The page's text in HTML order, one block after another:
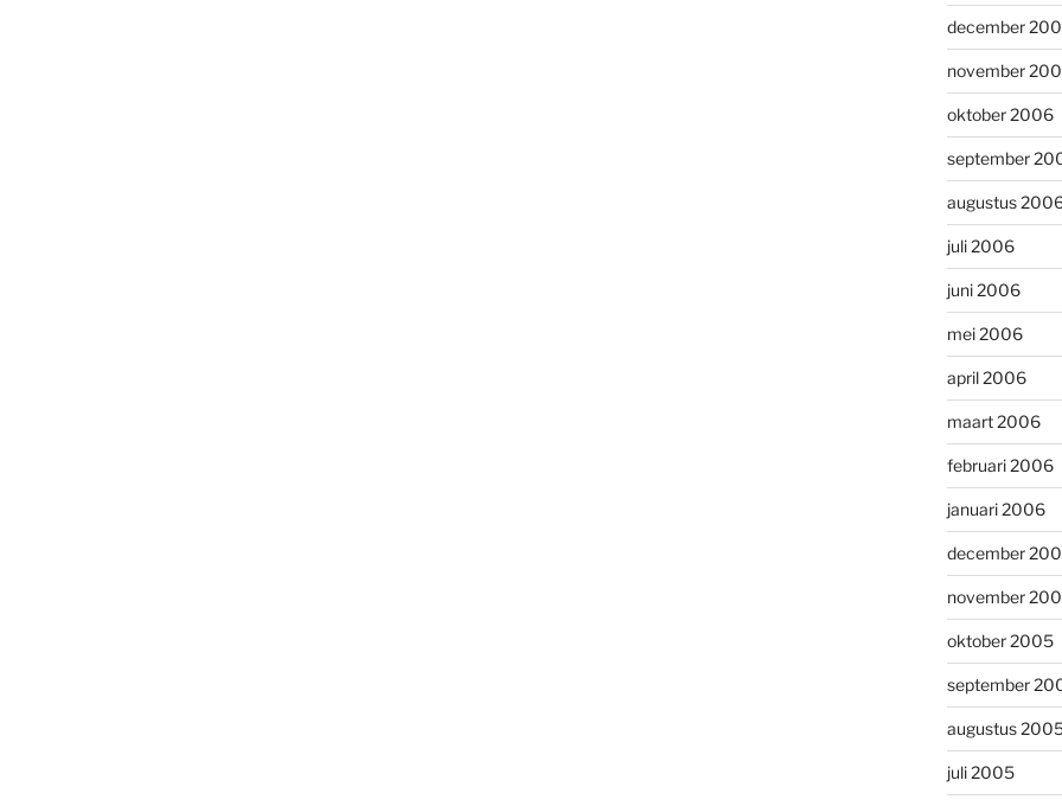
december
november
oktober 2006
september
augustus
juli 2006
juni 2006
mei 2006
april 2006
maart 2006
februari 2006
januari 2006
december
november
oktober 2005
september
augustus
juli 2005